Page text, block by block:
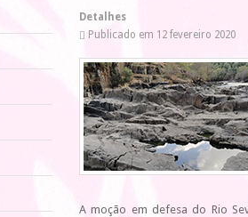
Detalhes
Publicado em 12 fevereiro 2020
A moção em defesa do Rio